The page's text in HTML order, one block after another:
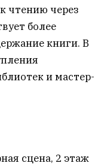
чтению через
более
книги. В
и мастер-
сцена, 2 этаж